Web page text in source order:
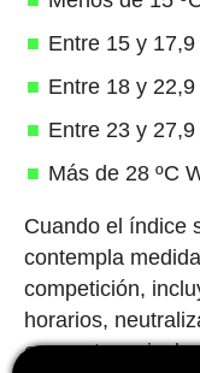
Entre 15 y
Entre 18 y
Entre 23 y
Más de 28 ºC
Cuando el índice
contempla
competición,
horarios,
expuestos e